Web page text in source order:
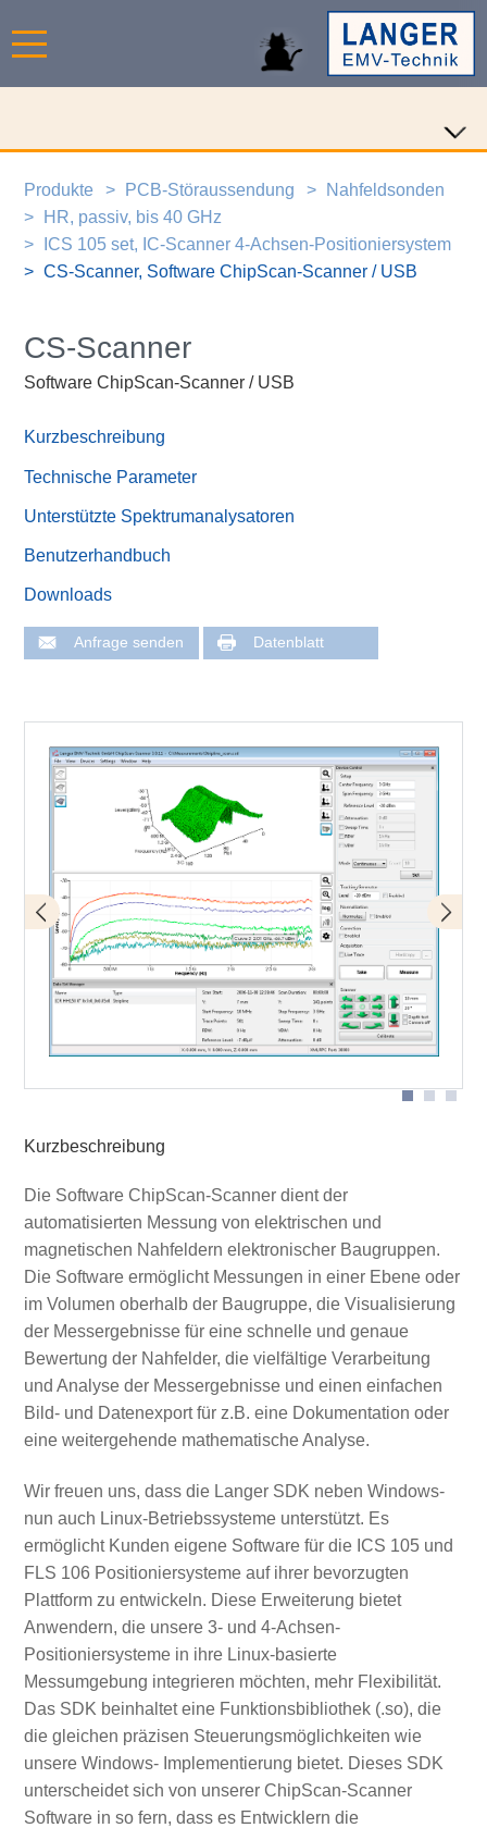
Produkte PCB-Störaussendung
Nahfeldsonden
HR, passiv, bis 40 GHz
ICS 105 set, IC-Scanner 4-Achsen-Positioniersystem
CS-Scanner, Software ChipScan-Scanner / USB
CS-Scanner
Software ChipScan-Scanner / USB
Kurzbeschreibung
Technische Parameter
Unterstützte Spektrumanalysatoren
Benutzerhandbuch
Downloads
Anfrage senden Datenblatt
Kurzbeschreibung
Die Software ChipScan-Scanner dient der
automatisierten Messung von elektrischen und
magnetischen Nahfeldern elektronischer Baugruppen.
Die Software ermöglicht Messungen in einer Ebene oder
im Volumen oberhalb der Baugruppe, die Visualisierung
der Messergebnisse für eine schnelle und genaue
Bewertung der Nahfelder, die vielfältige Verarbeitung
und Analyse der Messergebnisse und einen einfachen
Bild- und Datenexport für z.B. eine Dokumentation oder
eine weitergehende mathematische Analyse.
Wir freuen uns, dass die Langer SDK neben Windows-
nun auch Linux-Betriebssysteme unterstützt. Es
ermöglicht Kunden eigene Software für die ICS 105 und
FLS 106 Positioniersysteme auf ihrer bevorzugten
Plattform zu entwickeln. Diese Erweiterung bietet
Anwendern, die unsere 3- und 4-Achsen-
Positioniersysteme in ihre Linux-basierte
Messumgebung integrieren möchten, mehr Flexibilität.
Das SDK beinhaltet eine Funktionsbibliothek (.so), die
die gleichen präzisen Steuerungsmöglichkeiten wie
unsere Windows- Implementierung bietet. Dieses SDK
unterscheidet sich von unserer ChipScan‑Scanner
Software in so fern, dass es Entwicklern die